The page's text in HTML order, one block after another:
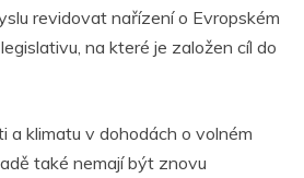
revidovat nařízení o Evropském
na které je založen cíl do
a klimatu v dohodách o volném
také nemají být znovu